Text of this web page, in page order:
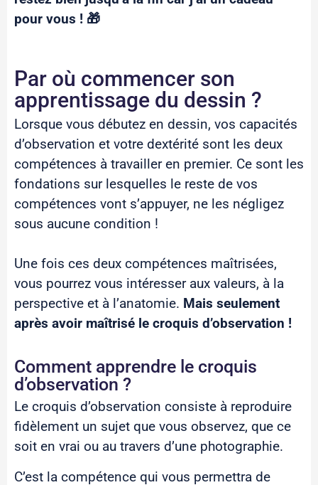
pour vous ! 🎁
Par où commencer son
apprentissage du dessin ?
Lorsque vous débutez en dessin, vos capacités
d’observation et votre dextérité sont les deux
compétences à travailler en premier. Ce sont les
fondations sur lesquelles le reste de vos
compétences vont s’appuyer, ne les négligez
sous aucune condition !
Une fois ces deux compétences maîtrisées,
vous pourrez vous intéresser aux valeurs, à la
perspective et à l’anatomie. Mais seulement
après avoir maîtrisé le croquis d’observation !
Comment apprendre le croquis
d’observation ?
Le croquis d’observation consiste à reproduire
fidèlement un sujet que vous observez, que ce
soit en vrai ou au travers d’une photographie.
C’est la compétence qui vous permettra de